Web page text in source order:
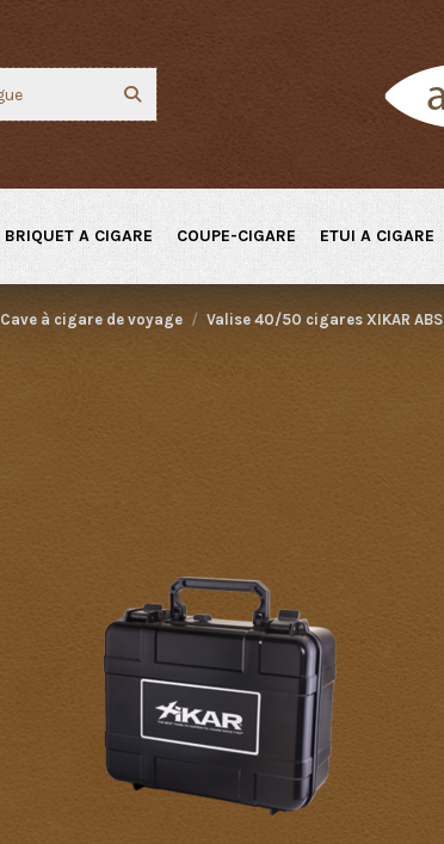
BRIQUET A CIGARE COUPE-CIGARE ETUI A CIGARE
Cave à cigare de voyage Valise 40/50 cigares XIKAR ABS